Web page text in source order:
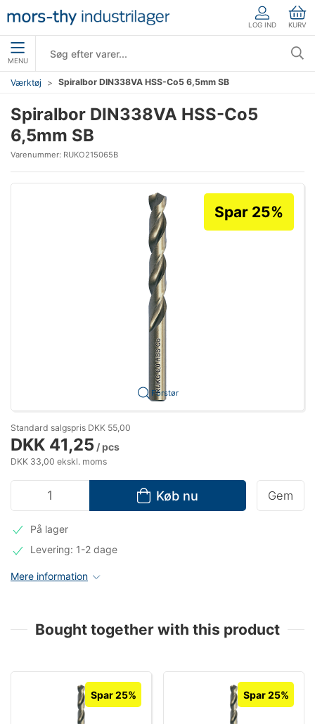
LOG IND KURV
MENU
Værktøj Spiralbor DIN338VA HSS-Co5 6,5mm SB
Spiralbor DIN338VA HSS-Co5
6,5mm SB
Varenummer: RUKO215065B
Forstør
Spar 25%
Standard salgspris DKK 55,00
DKK 41,25 / pcs
DKK 33,00 ekskl. moms
Køb nu Gem
På lager
Levering: 1-2 dage
Mere information
Bought together with this product
Spar 25% Spar 25%